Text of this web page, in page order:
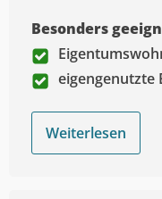
Besonders
eigengenutzte
Weiterlesen